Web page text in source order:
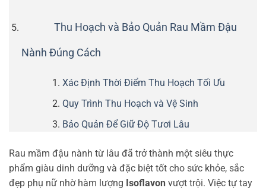
Thu Hoạch và Bảo Quản Rau Mầm Đậu
Nành Đúng Cách
Xác Định Thời Điểm Thu Hoạch Tối Ưu
Quy Trình Thu Hoạch và Vệ Sinh
Bảo Quản Để Giữ Độ Tươi Lâu
Rau mầm đậu nành từ lâu đã trở thành một siêu thực
phẩm giàu dinh dưỡng và đặc biệt tốt cho sức khỏe, sắc
đẹp phụ nữ nhờ hàm lượng Isoflavon vượt trội. Việc tự tay